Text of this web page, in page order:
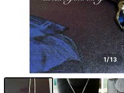
1/13